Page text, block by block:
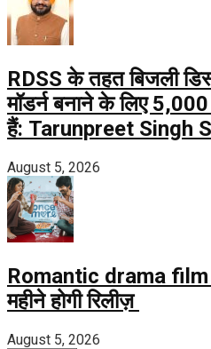
RDSS के तहत बिजली
मॉडर्न बनाने के लिए
हैं: Tarunpreet Singh
August 5, 2026
Romantic drama film
महीने होगी रिलीज़
August 5, 2026